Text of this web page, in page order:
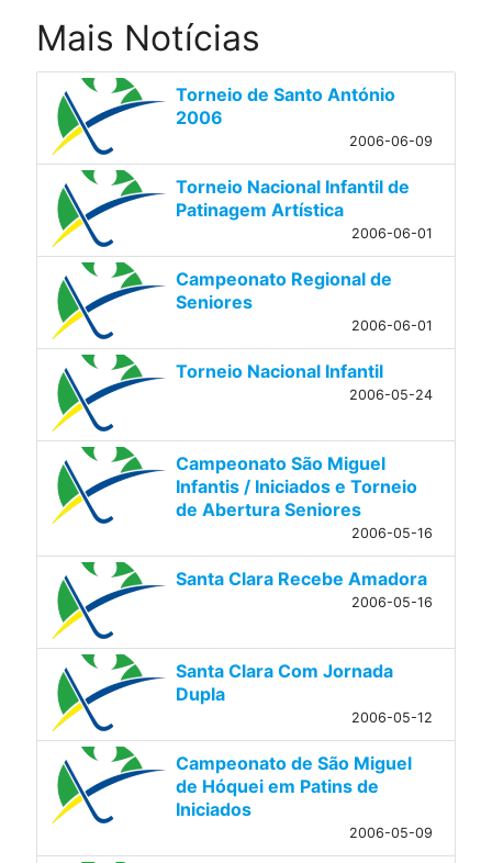
Mais Notícias
Torneio de Santo António
2006
2006-06-09
Torneio Nacional Infantil de
Patinagem Artística
2006-06-01
Campeonato Regional de
Seniores
2006-06-01
Torneio Nacional Infantil
2006-05-24
Campeonato São Miguel
Infantis / Iniciados e Torneio
de Abertura Seniores
2006-05-16
Santa Clara Recebe Amadora
2006-05-16
Santa Clara Com Jornada
Dupla
2006-05-12
Campeonato de São Miguel
de Hóquei em Patins de
Iniciados
2006-05-09